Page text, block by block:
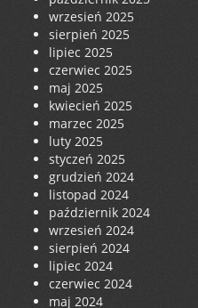
wrzesień 2025
sierpień 2025
lipiec 2025
czerwiec 2025
maj 2025
kwiecień 2025
marzec 2025
luty 2025
styczeń 2025
grudzień 2024
listopad 2024
październik 2024
wrzesień 2024
sierpień 2024
lipiec 2024
czerwiec 2024
maj 2024